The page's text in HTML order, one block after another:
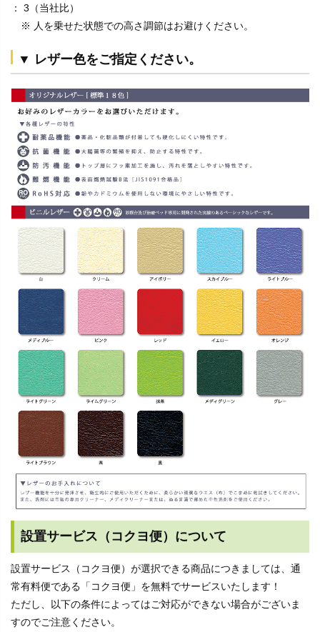
： 3（当社比）
※ 人を乗せた状態での高さ調節はお避けください。
▼ レザー色をご指定ください。
設置サービス（コクヨ便）について
設置サービス（コクヨ便）が選択できる商品につきましては、通
常有料便である「コクヨ便」を無料でサービスいたします！
ただし、以下の条件によってはご対応ができない場合がございま
すのでご注意ください。